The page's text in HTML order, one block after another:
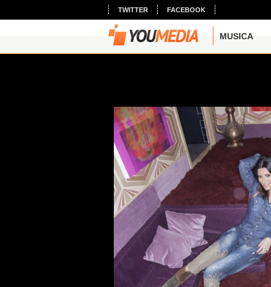
TWITTER FACEBOOK
MUSICA